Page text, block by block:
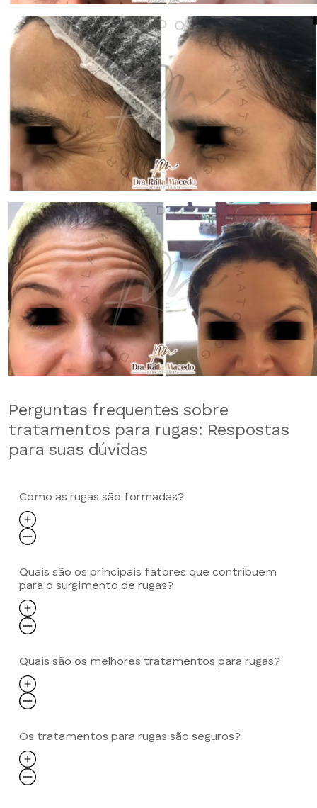
Perguntas frequentes sobre
tratamentos para rugas: Respostas
para suas dúvidas
Como as rugas são formadas?
As rugas são formadas principalmente devido ao
envelhecimento natural da pele, perda de colágeno e elastina,
exposição ao sol e outros fatores como fumo e estresse.
Quais são os principais fatores que contribuem
para o surgimento de rugas?
Além do envelhecimento, fatores como exposição solar
excessiva, tabagismo, má alimentação e expressões faciais
repetitivas também podem contribuir para o surgimento de
rugas.
Quais são os melhores tratamentos para rugas?
Os tratamentos para rugas variam dependendo das
necessidades e características individuais do paciente.
Opções comuns incluem preenchimento com ácido hialurônico,
toxina botulínica, laser, peelings químicos e microagulhamento.
Os tratamentos para rugas são seguros?